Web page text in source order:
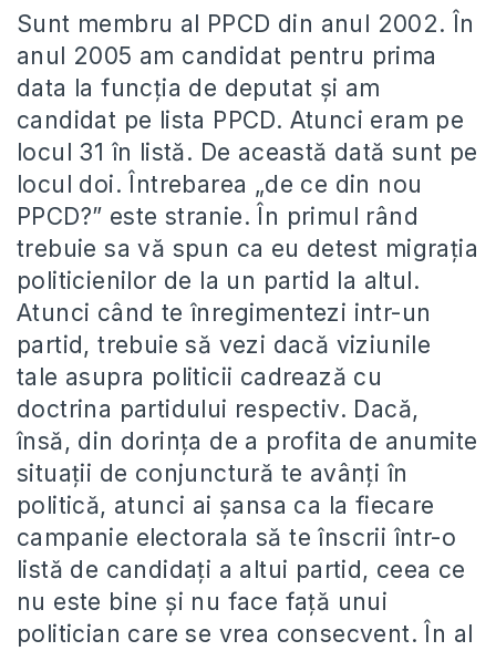
Sunt membru al PPCD din anul 2002. În
anul 2005 am candidat pentru prima
data la funcţia de deputat şi am
candidat pe lista PPCD. Atunci eram pe
locul 31 în listă. De această dată sunt pe
locul doi. Întrebarea „de ce din nou
PPCD?” este stranie. În primul rând
trebuie sa vă spun ca eu detest migraţia
politicienilor de la un partid la altul.
Atunci când te înregimentezi intr-un
partid, trebuie să vezi dacă viziunile
tale asupra politicii cadrează cu
doctrina partidului respectiv. Dacă,
însă, din dorinţa de a profita de anumite
situaţii de conjunctură te avânţi în
politică, atunci ai şansa ca la fiecare
campanie electorala să te înscrii într-o
listă de candidaţi a altui partid, ceea ce
nu este bine şi nu face faţă unui
politician care se vrea consecvent. În al